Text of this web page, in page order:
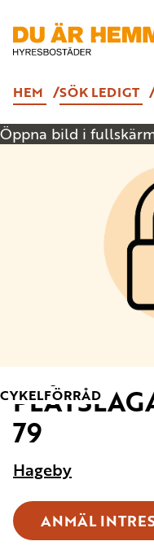
HEM SÖK LEDIGT
Öppna bild i
TYP:
CYKELFÖRRÅD
79
Hageby
ANMÄL